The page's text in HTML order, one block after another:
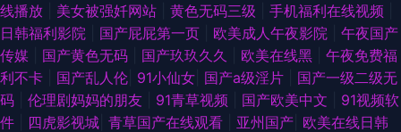
线播放
美女被强奷网站 黄色无码三级 手机福利在线视频
日韩福利影院
国产屁屁第一页 欧美成人午夜影院
午夜国产
传媒
国产黄色无码 国产玖玖久久 欧美在线黑
午夜免费福
利不卡
国产乱人伦 91小仙女 国产a级淫片
国产一级二级无
码
伦理剧妈妈的朋友 91青草视频 国产欧美中文
91视频软
件
四虎影视城 青草国产在线观看 亚州国产 欧美在线日韩